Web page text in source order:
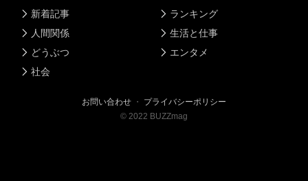
新着記事
人間関係
どうぶつ
社会
ランキング
生活と仕事
エンタメ
お問い合わせ ・ プライバシーポリシー
© 2022 BUZZmag